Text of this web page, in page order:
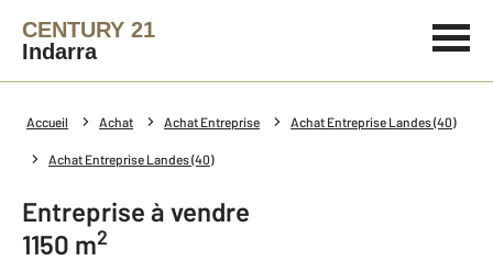
CENTURY 21
Indarra
Accueil Achat Achat Entreprise Achat Entreprise Landes (40)
Achat Entreprise Landes (40)
Entreprise à vendre
1150 m2